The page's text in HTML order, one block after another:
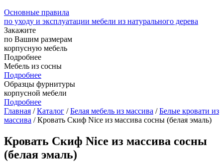
Основные правила
по уходу и эксплуатации мебели из натурального дерева
Закажите
по Вашим размерам
корпусную мебель
Подробнее
Мебель из сосны
Подробнее
Образцы фурнитуры
корпусной мебели
Подробнее
Главная /Каталог /Белая мебель из массива /Белые кровати из
массива / Кровать Скиф Nice из массива сосны (белая эмаль)
Кровать Скиф Nice из массива сосны
(белая эмаль)